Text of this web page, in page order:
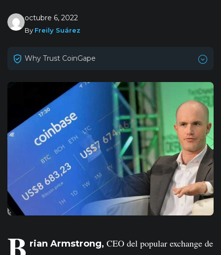
octubre 6, 2022
By Freily Suárez
Why Trust CoinGape
rian Armstrong, CEO del popular exchange de